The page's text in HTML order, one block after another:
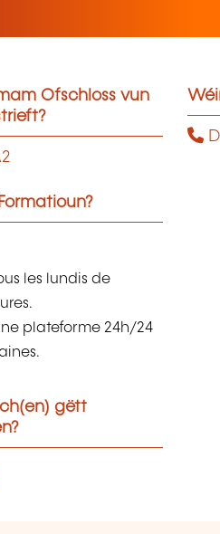
Ofschloss vun
les lundis de
plateforme 24h/24
gëtt